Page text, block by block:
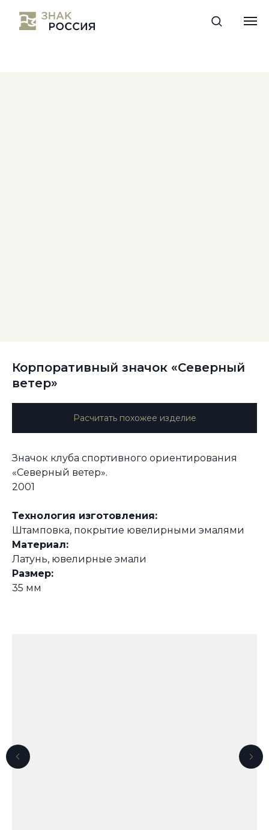
Корпоративный значок «Северный
ветер»
Расчитать похожее изделие
Значок клуба спортивного ориентирования
«Северный ветер».
2001
Технология изготовления:
Штамповка, покрытие ювелирными эмалями
Материал:
Латунь, ювелирные эмали
Размер:
35 мм